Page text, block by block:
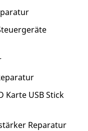
Karte USB Stick
Reparatur